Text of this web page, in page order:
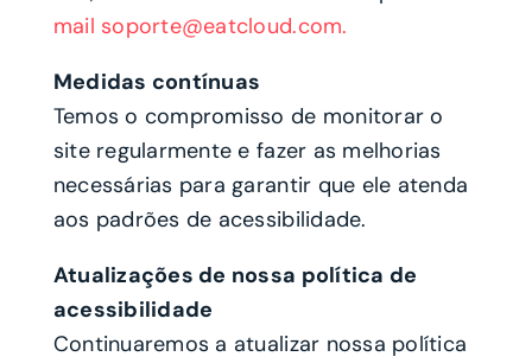
mail soporte@eatcloud.com.
Medidas contínuas
Temos o compromisso de monitorar o
site regularmente e fazer as melhorias
necessárias para garantir que ele atenda
aos padrões de acessibilidade.
Atualizações de nossa política de
acessibilidade
Continuaremos a atualizar nossa política